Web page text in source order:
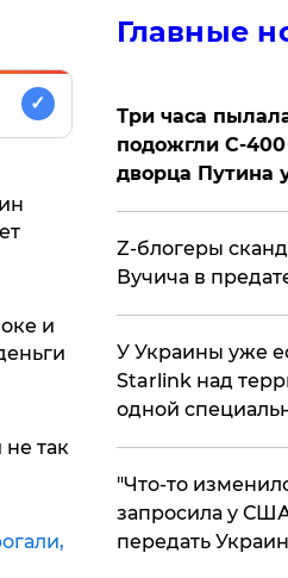
✓
и
так
Главные
Три часа
подожгли С-400
дворца Путина
Z-блогеры
Вучича в
У Украины уже
Starlink над
одной
​"Что-то
запросила у
передать